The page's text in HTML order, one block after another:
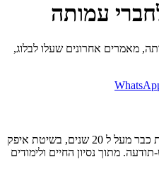
עמותה
מאמרים אחרונים שעלו לבלוג,
נעים מאוד שמי איילת חזן אני מטפלת כבר מעל ל 20 שנים, בשיטת איפק
תודעה. מתוך נסיון החיים ולימודים